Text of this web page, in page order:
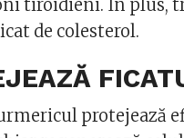
tiroidieni. În plus,
de colesterol.
protejează